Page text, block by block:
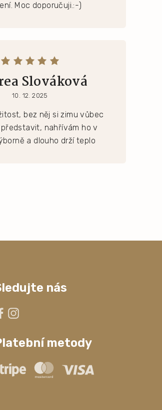
Moc doporučuji.:-)
Slováková
10. 12. 2025
bez něj si zimu vůbec
nahřívám ho v
a dlouho drží teplo
nás
metody